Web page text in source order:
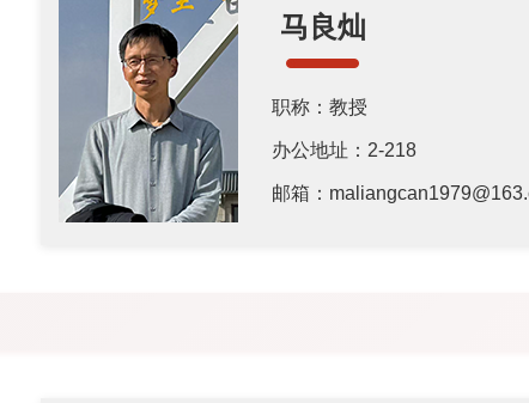
马良灿
职称：教授
办公地址：2-218
邮箱：